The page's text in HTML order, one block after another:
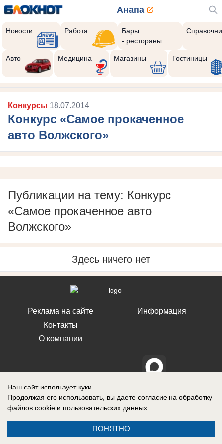
Анапа
Новости Работа
Бары
- рестораны
Авто Медицина Магазины Гостиницы
Конкурсы 18.07.2014
Конкурс «Самое прокаченное
авто Волжского»
Публикации на тему: Конкурс
«Самое прокаченное авто
Волжского»
Здесь ничего нет
Реклама на сайте
Контакты
О компании
Информация
Наш сайт использует куки.
Продолжая его использовать, вы даете согласие на обработку
файлов cookie и пользовательских данных.
ПОНЯТНО